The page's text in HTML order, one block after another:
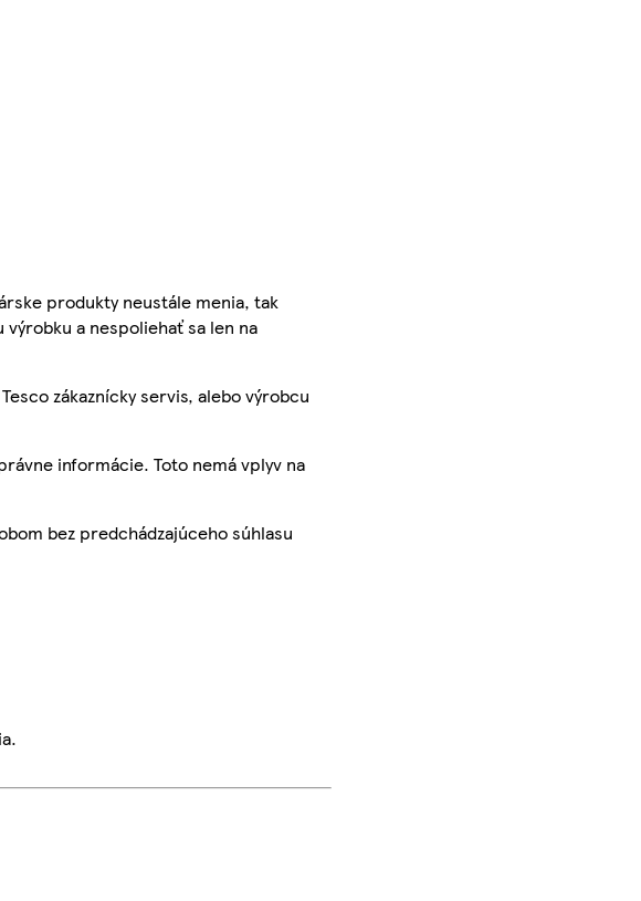
produkty neustále menia, tak
a nespoliehať sa len na
zákaznícky servis, alebo výrobcu
informácie. Toto nemá vplyv na
bez predchádzajúceho súhlasu